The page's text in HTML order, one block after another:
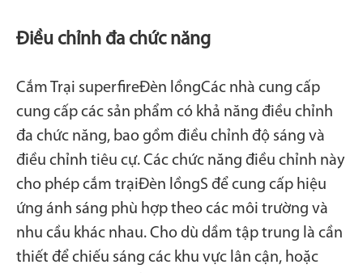
Điều chỉnh đa chức năng
Cắm Trại superfireĐèn lồngCác nhà cung cấp
cung cấp các sản phẩm có khả năng điều chỉnh
đa chức năng, bao gồm điều chỉnh độ sáng và
điều chỉnh tiêu cự. Các chức năng điều chỉnh này
cho phép cắm trạiĐèn lồngS để cung cấp hiệu
ứng ánh sáng phù hợp theo các môi trường và
nhu cầu khác nhau. Cho dù dầm tập trung là cần
thiết để chiếu sáng các khu vực lân cận, hoặc